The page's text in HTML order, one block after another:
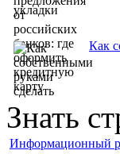
Как
Знать
Информационный